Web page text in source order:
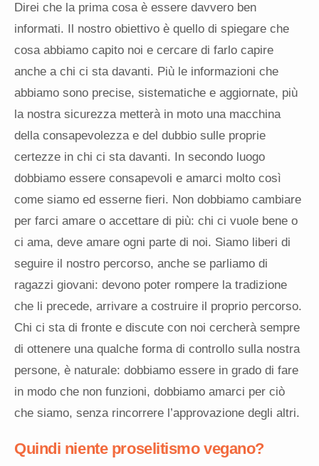
Direi che la prima cosa è essere davvero ben
informati. Il nostro obiettivo è quello di spiegare che
cosa abbiamo capito noi e cercare di farlo capire
anche a chi ci sta davanti. Più le informazioni che
abbiamo sono precise, sistematiche e aggiornate, più
la nostra sicurezza metterà in moto una macchina
della consapevolezza e del dubbio sulle proprie
certezze in chi ci sta davanti. In secondo luogo
dobbiamo essere consapevoli e amarci molto così
come siamo ed esserne fieri. Non dobbiamo cambiare
per farci amare o accettare di più: chi ci vuole bene o
ci ama, deve amare ogni parte di noi. Siamo liberi di
seguire il nostro percorso, anche se parliamo di
ragazzi giovani: devono poter rompere la tradizione
che li precede, arrivare a costruire il proprio percorso.
Chi ci sta di fronte e discute con noi cercherà sempre
di ottenere una qualche forma di controllo sulla nostra
persone, è naturale: dobbiamo essere in grado di fare
in modo che non funzioni, dobbiamo amarci per ciò
che siamo, senza rincorrere l’approvazione degli altri.
Quindi nienteproselitismo vegano?